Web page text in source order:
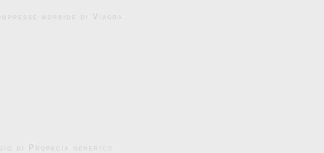
morbide di Viagra
di Propecia generico